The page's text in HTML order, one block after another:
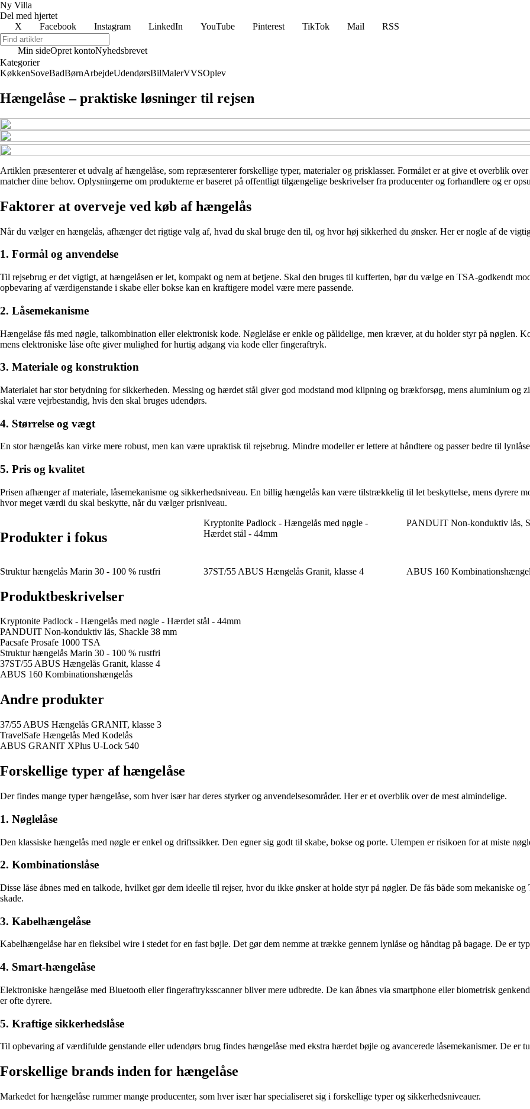
Ny Villa
Del med hjertet
X
Facebook Instagram LinkedIn YouTube Pinterest TikTok Mail RSS
Min sideOpret kontoNyhedsbrevet
Kategorier
KøkkenSoveBadBørnArbejdeUdendørsBilMalerVVSOplev
Hængelåse – praktiske løsninger til rejsen
Artiklen præsenterer et udvalg af hængelåse, som repræsenterer forskellige typer, materialer og prisklasser. Formålet er at give et overblik
matcher dine behov. Oplysningerne om produkterne er baseret på offentligt tilgængelige beskrivelser fra producenter og forhandlere og er
Faktorer at overveje ved køb af hængelås
Når du vælger en hængelås, afhænger det rigtige valg af, hvad du skal bruge den til, og hvor høj sikkerhed du ønsker. Her er nogle af de
1. Formål og anvendelse
Til rejsebrug er det vigtigt, at hængelåsen er let, kompakt og nem at betjene. Skal den bruges til kufferten, bør du vælge en TSA-godkendt
opbevaring af værdigenstande i skabe eller bokse kan en kraftigere model være mere passende.
2. Låsemekanisme
Hængelåse fås med nøgle, talkombination eller elektronisk kode. Nøglelåse er enkle og pålidelige, men kræver, at du holder styr på nøglen.
mens elektroniske låse ofte giver mulighed for hurtig adgang via kode eller fingeraftryk.
3. Materiale og konstruktion
Materialet har stor betydning for sikkerheden. Messing og hærdet stål giver god modstand mod klipning og brækforsøg, mens aluminium og
skal være vejrbestandig, hvis den skal bruges udendørs.
4. Størrelse og vægt
En stor hængelås kan virke mere robust, men kan være upraktisk til rejsebrug. Mindre modeller er lettere at håndtere og passer bedre til
5. Pris og kvalitet
Prisen afhænger af materiale, låsemekanisme og sikkerhedsniveau. En billig hængelås kan være tilstrækkelig til let beskyttelse, mens dyrere
hvor meget værdi du skal beskytte, når du vælger prisniveau.
Produkter i fokus
Kryptonite Padlock - Hængelås med nøgle -
Hærdet stål - 44mm
PANDUIT Non-konduktiv lås,
Struktur hængelås Marin 30 - 100 % rustfri 37ST/55 ABUS Hængelås Granit, klasse 4 ABUS 160
Produktbeskrivelser
Kryptonite Padlock - Hængelås med nøgle - Hærdet stål - 44mm
PANDUIT Non-konduktiv lås, Shackle 38 mm
Pacsafe Prosafe 1000 TSA
Struktur hængelås Marin 30 - 100 % rustfri
37ST/55 ABUS Hængelås Granit, klasse 4
ABUS 160 Kombinationshængelås
Andre produkter
37/55 ABUS Hængelås GRANIT, klasse 3
TravelSafe Hængelås Med Kodelås
ABUS GRANIT XPlus U-Lock 540
Forskellige typer af hængelåse
Der findes mange typer hængelåse, som hver især har deres styrker og anvendelsesområder. Her er et overblik over de mest almindelige.
1. Nøglelåse
Den klassiske hængelås med nøgle er enkel og driftssikker. Den egner sig godt til skabe, bokse og porte. Ulempen er risikoen for at miste
2. Kombinationslåse
Disse låse åbnes med en talkode, hvilket gør dem ideelle til rejser, hvor du ikke ønsker at holde styr på nøgler. De fås både som mekaniske
skade.
3. Kabelhængelåse
Kabelhængelåse har en fleksibel wire i stedet for en fast bøjle. Det gør dem nemme at trække gennem lynlåse og håndtag på bagage. De er
4. Smart-hængelåse
Elektroniske hængelåse med Bluetooth eller fingeraftryksscanner bliver mere udbredte. De kan åbnes via smartphone eller biometrisk
er ofte dyrere.
5. Kraftige sikkerhedslåse
Til opbevaring af værdifulde genstande eller udendørs brug findes hængelåse med ekstra hærdet bøjle og avancerede låsemekanismer. De er
Forskellige brands inden for hængelåse
Markedet for hængelåse rummer mange producenter, som hver især har specialiseret sig i forskellige typer og sikkerhedsniveauer.